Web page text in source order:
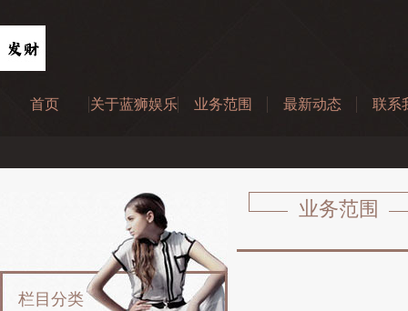
首页 关于蓝狮娱乐 业务范围 最新动态 联系
栏目分类
业务范围